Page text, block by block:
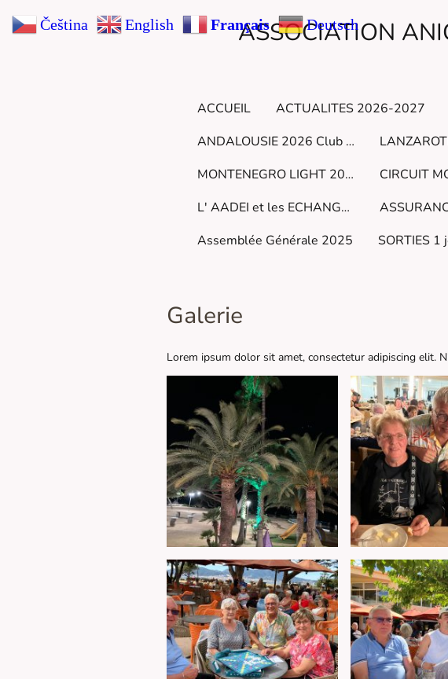
ASSOCIATION
ACCUEIL ACTUALITES 2026-2027
ANDALOUSIE 2026 Club Marmara
MONTENEGRO LIGHT 2027
CIRCUIT
L' AADEI et les ECHANGES INTERNATIONAUX
Assemblée Générale 2025
SORTIES 1
Galerie
Lorem ipsum dolor sit amet, consectetur adipiscing elit.
Čeština‎ English Français Deutsch